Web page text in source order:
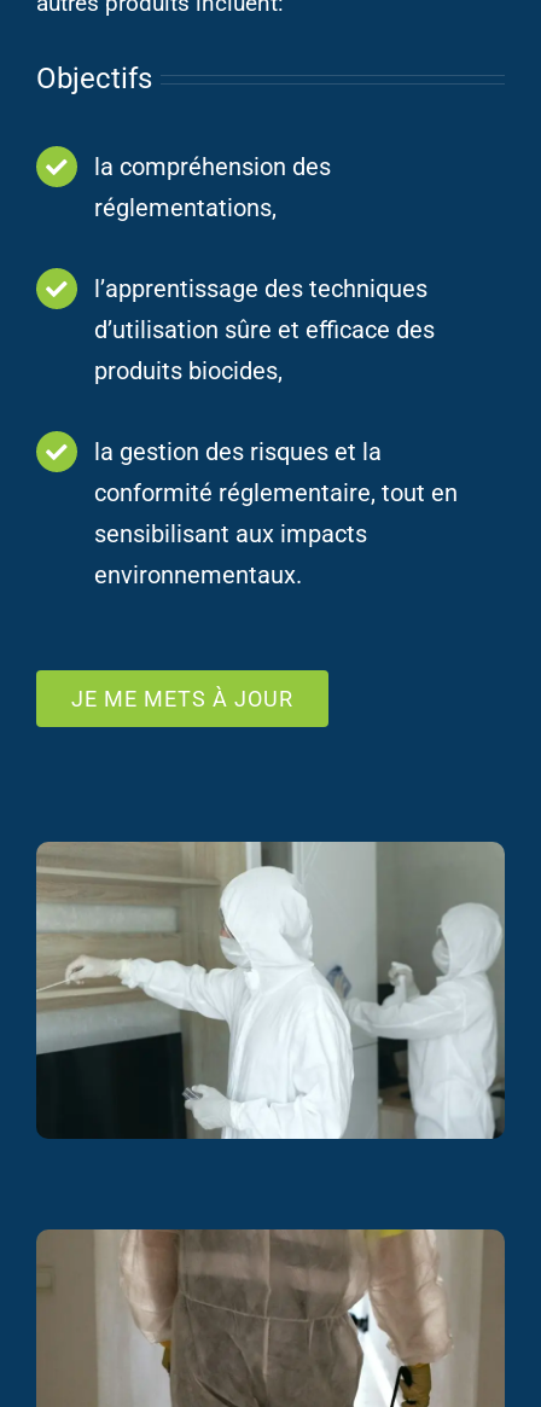
Objectifs
la compréhension des
réglementations,
l’apprentissage des techniques
d’utilisation sûre et efficace des
produits biocides,
la gestion des risques et la
conformité réglementaire, tout en
sensibilisant aux impacts
environnementaux.
JE ME METS À JOUR